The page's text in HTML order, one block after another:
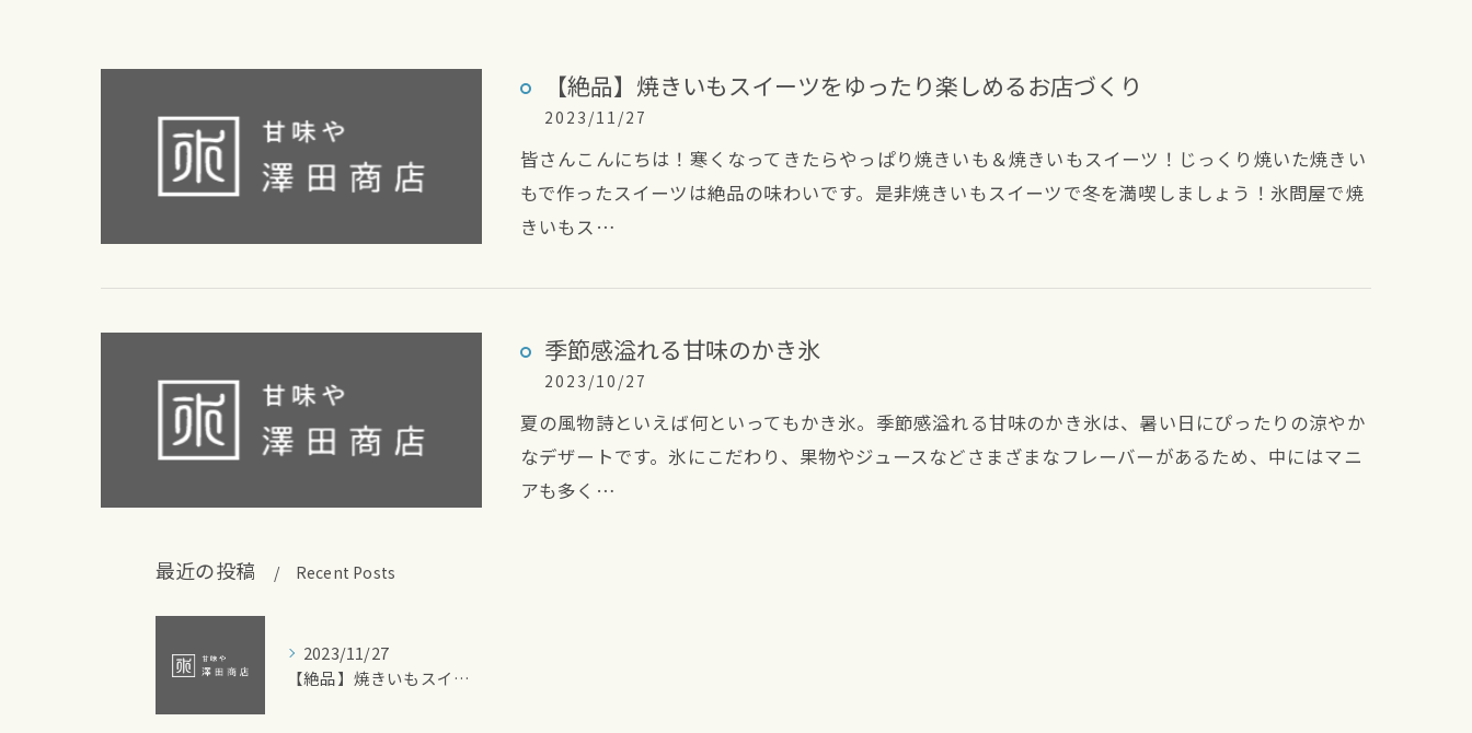
【絶品】焼きいもスイーツをゆったり楽しめるお店づくり
2023/11/27
皆さんこんにちは！寒くなってきたらやっぱり焼きいも＆焼きいもスイーツ！じっくり焼いた焼きい
もで作ったスイーツは絶品の味わいです。是非焼きいもスイーツで冬を満喫しましょう！氷問屋で焼
きいもス…
季節感溢れる甘味のかき氷
2023/10/27
夏の風物詩といえば何といってもかき氷。季節感溢れる甘味のかき氷は、暑い日にぴったりの涼やか
なデザートです。氷にこだわり、果物やジュースなどさまざまなフレーバーがあるため、中にはマニ
アも多く…
最近の投稿 Recent Posts
2023/11/27
【絶品】焼きいもスイーツをゆったり楽しめるお店づくり